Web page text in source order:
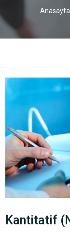
Anasayfa
Kantitatif